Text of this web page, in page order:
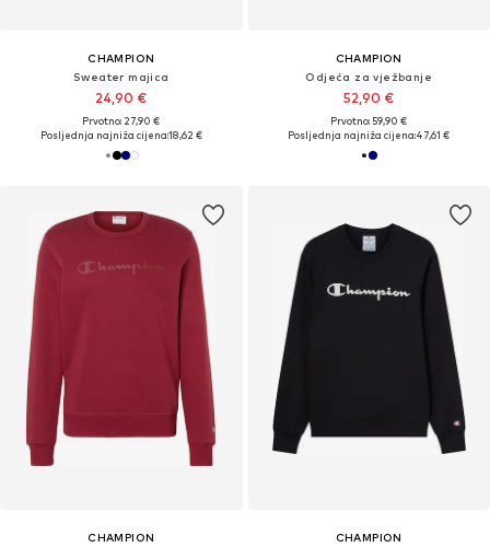
CHAMPION
Sweater majica
24,90 €
Prvotno: 27,90 €
Posljednja najniža cijena:18,62 €
CHAMPION
Odjeća za vježbanje
52,90 €
Prvotno: 59,90 €
Posljednja najniža cijena:47,61 €
CHAMPION
CHAMPION